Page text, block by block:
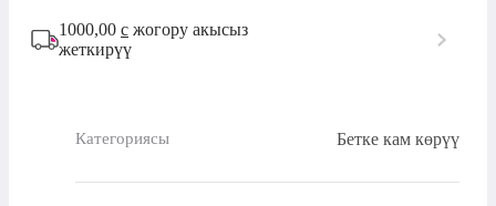
1000,00 с жогору акысыз
жеткирүү
Категориясы Бетке кам көрүү